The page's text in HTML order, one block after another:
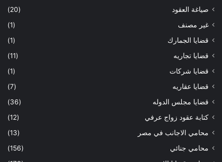
صياغة العقود
(20)
غير مصنف
(1)
قضايا الجمارك
(1)
قضايا تجاريه
(11)
قضايا شركات
(1)
قضايا عقاريه
(7)
قضايا مجلس الدوله
(36)
كتابة عقود زواج عرفي
(12)
محامي الاجانب في مصر
(13)
محامي جنائي
(156)